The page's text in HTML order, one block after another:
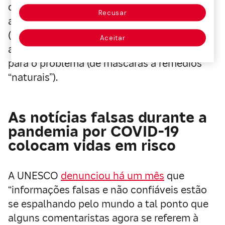
dessas iniciativas, do interesse político ao
alarme social, ou mesmo fazer negócios
(antiéticos) às custas de pessoas que
acreditam estar adquirindo uma solução
para o problema (de máscaras a remédios
“naturais”).
As notícias falsas durante a
pandemia por COVID-19
colocam vidas em risco
A UNESCO denunciou há um mês que
“informações falsas e não confiáveis estão
se espalhando pelo mundo a tal ponto que
alguns comentaristas agora se referem à
Recusar
Aceitar